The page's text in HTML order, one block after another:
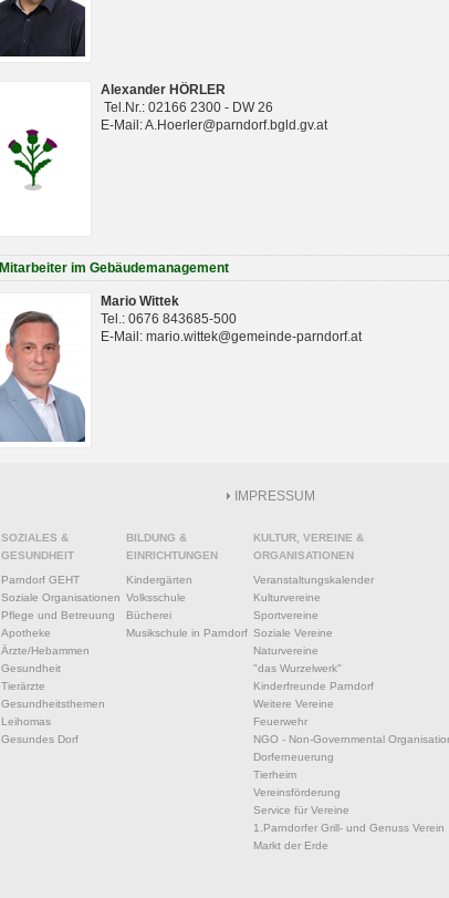
Alexander HÖRLER
Tel.Nr.: 02166 2300 - DW 26
E-Mail: A.Hoerler@parndorf.bgld.gv.at
Mitarbeiter im Gebäudemanagement
Mario Wittek
Tel.: 0676 843685-500
E-Mail: mario.wittek@gemeinde-parndorf.at
IMPRESSUM
SOZIALES &
GESUNDHEIT
Parndorf GEHT
Soziale Organisationen
Pflege und Betreuung
Apotheke
Ärzte/Hebammen
Gesundheit
Tierärzte
Gesundheitsthemen
Leihomas
Gesundes Dorf
BILDUNG &
EINRICHTUNGEN
Kindergärten
Volksschule
Bücherei
Musikschule in Parndorf
KULTUR, VEREINE &
ORGANISATIONEN
Veranstaltungskalender
Kulturvereine
Sportvereine
Soziale Vereine
Naturvereine
"das Wurzelwerk"
Kinderfreunde Parndorf
Weitere Vereine
Feuerwehr
NGO - Non-Governmental
Dorferneuerung
Tierheim
Vereinsförderung
Service für Vereine
1.Parndorfer Grill- und Genuss Verein
Markt der Erde